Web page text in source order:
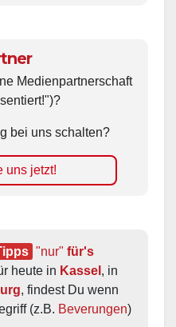
Medienpartnerschaft
bei uns schalten?
uns jetzt!
"nur" für's
heute in Kassel
, findest Du wenn
(z.B. Beverungen)